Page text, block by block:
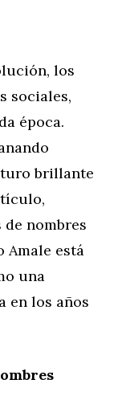
los
sociales,
época.
brillante
nombres
Amale está
una
en los años